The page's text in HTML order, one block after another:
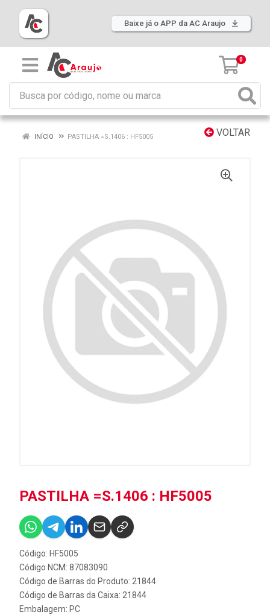
Baixe já o APP da AC Araujo
0
VOLTAR
INÍCIO PASTILHA =S.1406 : HF5005
PASTILHA =S.1406 : HF5005
Código: HF5005
Código NCM: 87083090
Código de Barras do Produto: 21844
Código de Barras da Caixa: 21844
Embalagem: PC